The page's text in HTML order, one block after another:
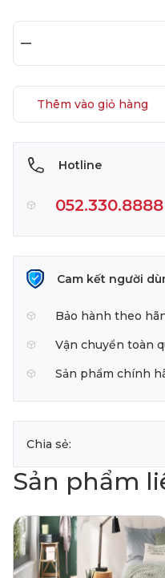
–
Thêm vào giỏ hàng
Hotline
052.330.8888
Cam kết người
Bảo hành theo
Vận chuyển toàn
Sản phẩm chính
Chia sẻ:
Sản phẩm